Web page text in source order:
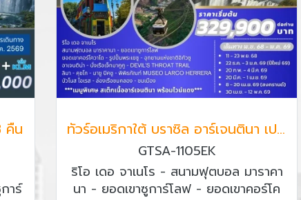
คืน
าร์
ทัวร์อเมริกาใต้ บราซิล อาร์เจนตินา เปรู 13 วัน สายการบินเอมิเรตส์
GTSA-1105EK
ริโอ เดอ จาเนโร - สนามฟุตบอล มาราคา
นา - ยอดเขาซูการ์โลฟ - ยอดเขาคอร์โค